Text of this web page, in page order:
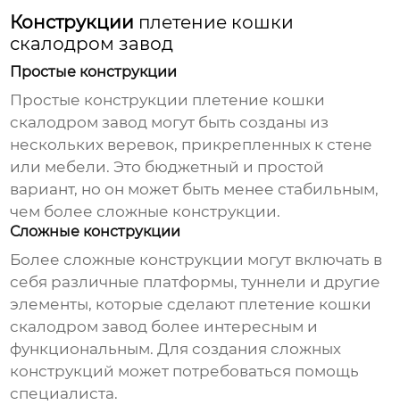
Конструкции плетение кошки
скалодром завод
Простые конструкции
Простые конструкции плетение кошки
скалодром завод могут быть созданы из
нескольких веревок, прикрепленных к стене
или мебели. Это бюджетный и простой
вариант, но он может быть менее стабильным,
чем более сложные конструкции.
Сложные конструкции
Более сложные конструкции могут включать в
себя различные платформы, туннели и другие
элементы, которые сделают плетение кошки
скалодром завод более интересным и
функциональным. Для создания сложных
конструкций может потребоваться помощь
специалиста.